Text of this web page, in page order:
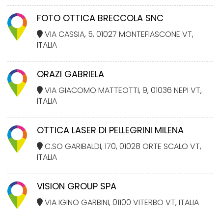
FOTO OTTICA BRECCOLA SNC
VIA CASSIA, 5, 01027 MONTEFIASCONE VT,
ITALIA
ORAZI GABRIELA
VIA GIACOMO MATTEOTTI, 9, 01036 NEPI VT,
ITALIA
OTTICA LASER DI PELLEGRINI MILENA
C.SO GARIBALDI, 170, 01028 ORTE SCALO VT,
ITALIA
VISION GROUP SPA
VIA IGINO GARBINI, 01100 VITERBO VT, ITALIA